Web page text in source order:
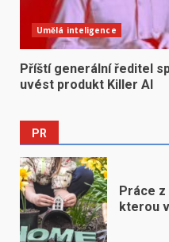
Umělá inteligence
Příští generální ředitel
uvést produkt Killer AI
PR
Práce z
kterou